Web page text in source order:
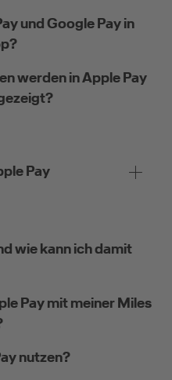
und Google Pay in
werden in Apple Pay
Pay
wie kann ich damit
Pay mit meiner Miles
nutzen?